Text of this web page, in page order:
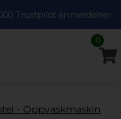
Trustpilot anmeldelser
0
- Oppvaskmaskin